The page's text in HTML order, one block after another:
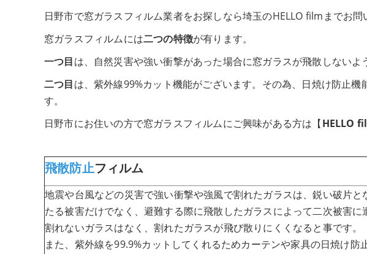
日野市で窓ガラスフィルム業者をお探しなら埼玉のHELLO filmまでお問
窓ガラスフィルムには二つの特徴が有ります。
一つ目は、自然災害や強い衝撃があった場合に窓ガラスが飛散しないよ
二つ目は、紫外線99%カット機能がございます。その為、日焼け防止機
す。
日野市にお住いの方で窓ガラスフィルムにご興味がある方は【HELLO
飛散防止フィルム
地震や台風などの災害で強い衝撃や強風で割れたガラスは、鋭い破片
たる被害だけでなく、避難する際に飛散したガラスによって二次被害に
割れないガラスはなく、割れたガラスが飛び散りにくくなると事です。
また、紫外線を99.9%カットしてくれるためカーテンや家具の日焼け防